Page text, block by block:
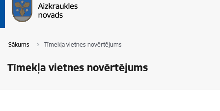
Sākums Tīmekļa vietnes novērtējums
Tīmekļa vietnes novērtējums